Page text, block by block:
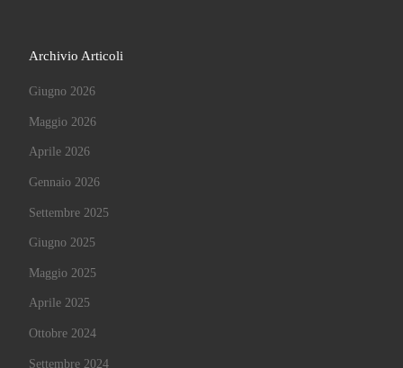
Archivio Articoli
Giugno 2026
Maggio 2026
Aprile 2026
Gennaio 2026
Settembre 2025
Giugno 2025
Maggio 2025
Aprile 2025
Ottobre 2024
Settembre 2024